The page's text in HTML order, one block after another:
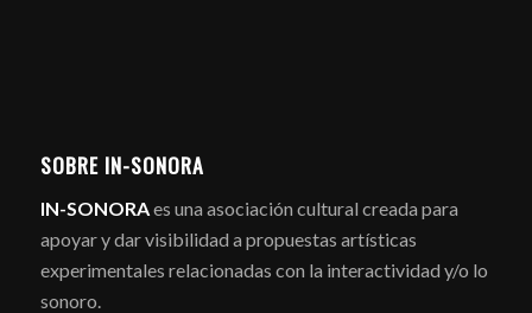
SOBRE IN-SONORA
IN-SONORAes una asociación cultural creada para
apoyar y dar visibilidad a propuestas artísticas
experimentales relacionadas con la interactividad y/o lo
sonoro.